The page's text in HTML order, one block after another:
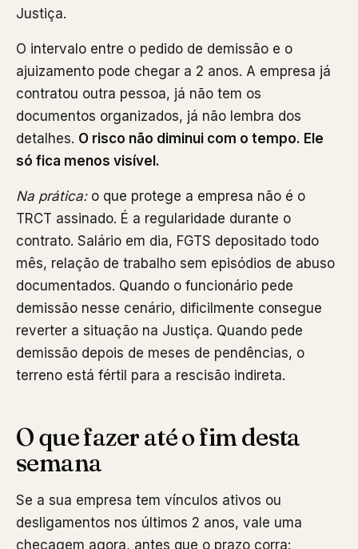
Justiça.
O intervalo entre o pedido de demissão e o
ajuizamento pode chegar a 2 anos. A empresa já
contratou outra pessoa, já não tem os
documentos organizados, já não lembra dos
detalhes. O risco não diminui com o tempo. Ele
só fica menos visível.
Na prática:o que protege a empresa não é o
TRCT assinado. É a regularidade durante o
contrato. Salário em dia, FGTS depositado todo
mês, relação de trabalho sem episódios de abuso
documentados. Quando o funcionário pede
demissão nesse cenário, dificilmente consegue
reverter a situação na Justiça. Quando pede
demissão depois de meses de pendências, o
terreno está fértil para a rescisão indireta.
O que fazer até o fim desta
semana
Se a sua empresa tem vínculos ativos ou
desligamentos nos últimos 2 anos, vale uma
checagem agora, antes que o prazo corra: